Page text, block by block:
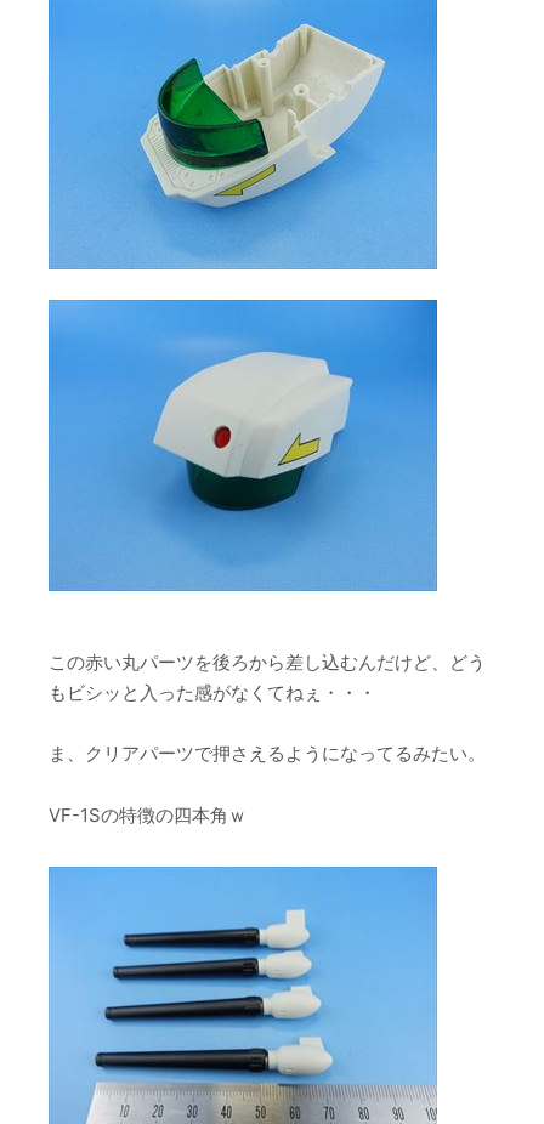
この赤い丸パーツを後ろから差し込むんだけど、どう
もビシッと入った感がなくてねぇ・・・
ま、クリアパーツで押さえるようになってるみたい。
VF-1Sの特徴の四本角ｗ